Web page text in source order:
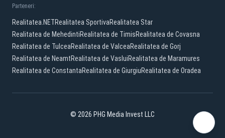
Parteneri:
Realitatea.NETRealitatea SportivaRealitatea Star
Realitatea de MehedintiRealitatea de TimisRealitatea de Covasna
Realitatea de TulceaRealitatea de ValceaRealitatea de Gorj
Realitatea de NeamtRealitatea de VasluiRealitatea de Maramures
Realitatea de ConstantaRealitatea de GiurgiuRealitatea de Oradea
© 2026 PHG Media Invest LLC